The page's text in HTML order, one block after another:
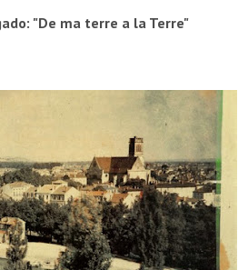
"De ma terre a la Terre"